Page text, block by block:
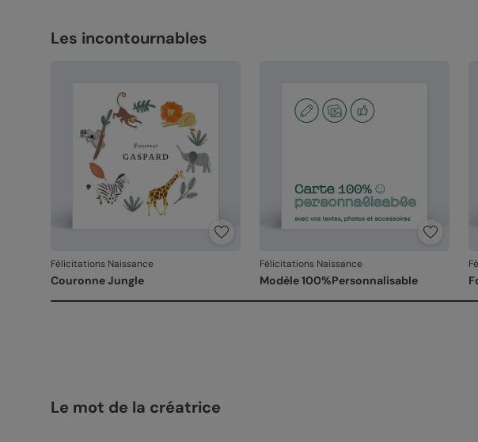
Les incontournables
Félicitations Naissance
Couronne Jungle
Félicitations Naissance
Modèle 100%Personnalisable
Le mot de la créatrice